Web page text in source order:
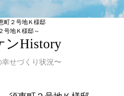
町２号地Ｋ様邸
号地Ｋ様邸～
ンHistory
幸せづくり状況〜